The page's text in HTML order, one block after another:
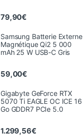
79,90€
Samsung Batterie Externe
Magnétique Qi2 5 000
mAh 25 W USB-C Gris
59,00€
Gigabyte GeForce RTX
5070 Ti EAGLE OC ICE 16
Go GDDR7 PCIe 5.0
1.299,56€